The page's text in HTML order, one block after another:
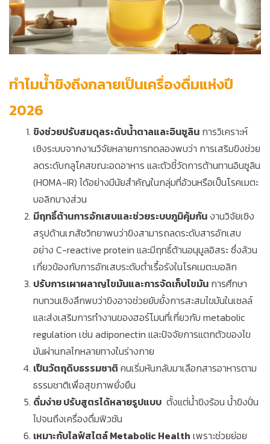
ทำไมน้ำขิงถึงกลายเป็นเครื่องดื่มแห่งปี
2026
ขิงช่วยปรับสมดุลระดับน้ำตาลและอินซูลิน การวิเคราะห์
เชิงระบบจากงานวิจัยหลายการทดลองพบว่า การเสริมขิงช่วย
ลดระดับกลูโคสขณะอดอาหาร และตัวชี้วัดการต้านทานอินซูลิน
(HOMA-IR) ได้อย่างมีนัยสำคัญในกลุ่มที่อ้วนหรือเป็นโรคเมตะ
บอลิกบางส่วน
มีฤทธิ์ต้านการอักเสบและช่วยระบบภูมิคุ้มกันงานวิจัยเชิง
สรุปด้านเภสัชวิทยาพบว่าขิงสามารถลดระดับสารอักเสบ
อย่าง C-reactive protein และมีฤทธิ์ต้านอนุมูลอิสระ ซึ่งล้วน
เกี่ยวข้องกับการอักเสบระดับต่ำเรื้อรังในโรคเมตะบอลิก
ปรับการเผาผลาญไขมันและการจัดเก็บไขมัน การศึกษา
ทบทวนเชิงลึกพบว่าขิงอาจช่วยยับยั้งการสะสมไขมันในเซลล์
และส่งเสริมการทำงานของฮอร์โมนที่เกี่ยวกับ metabolic
regulation เช่น adiponectin และปัจจัยการแตกตัวของไข
มันผ่านกลไกหลายทางในร่างกาย
เป็นวัตถุดิบธรรมชาติ คนเริ่มหันกลับมาเลือกสารอาหารตาม
ธรรมชาติเพื่อสุขภาพยั่งยืน
ดื่มง่าย ปรับสูตรได้หลายรูปแบบ ตั้งแต่น้ำขิงร้อน น้ำขิงปั่น
ไปจนถึงเครื่องดื่มฟิวชัน
เหมาะกับไลฟ์สไตล์ Metabolic Health เพราะช่วยย่อย